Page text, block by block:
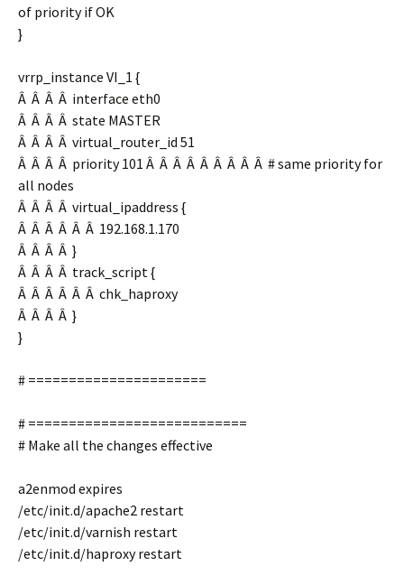
of priority if OK
}
vrrp_instance VI_1 {
Â Â Â Â interface eth0
Â Â Â Â state MASTER
Â Â Â Â virtual_router_id 51
Â Â Â Â priority 101 Â Â Â Â Â Â Â Â Â # same priority for
all nodes
Â Â Â Â virtual_ipaddress {
Â Â Â Â Â Â 192.168.1.170
Â Â Â Â }
Â Â Â Â track_script {
Â Â Â Â Â Â chk_haproxy
Â Â Â Â }
}
# ======================
# ===========================
# Make all the changes effective
a2enmod expires
/etc/init.d/apache2 restart
/etc/init.d/varnish restart
/etc/init.d/haproxy restart